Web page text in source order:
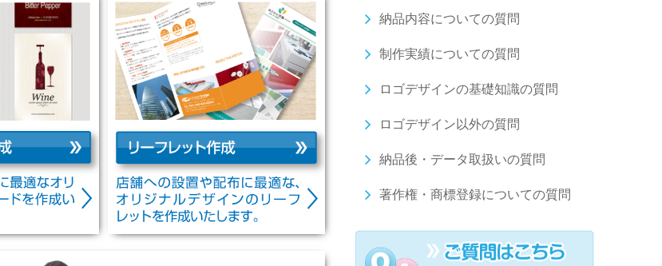
納品内容についての質問
制作実績についての質問
ロゴデザインの基礎知識の質問
ロゴデザイン以外の質問
納品後・データ取扱いの質問
著作権・商標登録についての質問